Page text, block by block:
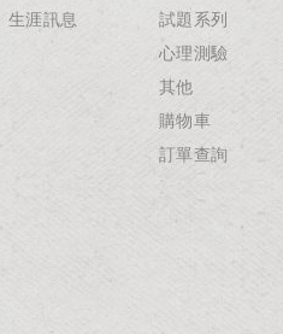
生涯訊息
試題系列
心理測驗
其他
購物車
訂單查詢